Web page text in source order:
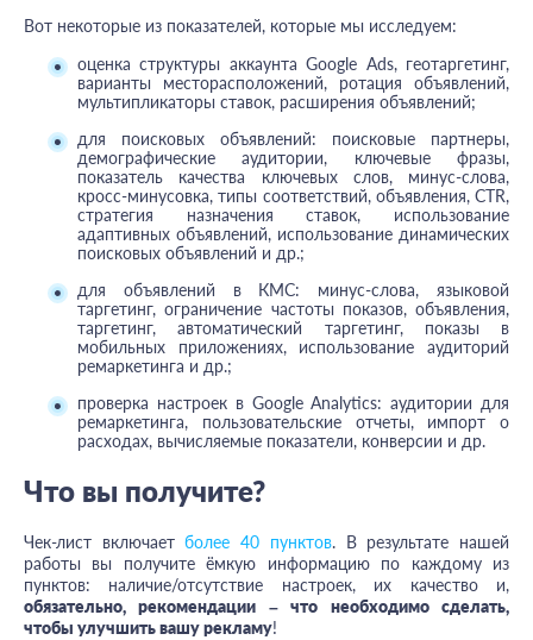
Вот некоторые из показателей, которые мы исследуем:
оценка структуры аккаунта Google Ads, геотаргетинг,
варианты месторасположений, ротация объявлений,
мультипликаторы ставок, расширения объявлений;
для поисковых объявлений: поисковые партнеры,
демографические аудитории, ключевые фразы,
показатель качества ключевых слов, минус-слова,
кросс-минусовка, типы соответствий, объявления, CTR,
стратегия назначения ставок, использование
адаптивных объявлений, использование динамических
поисковых объявлений и др.;
для объявлений в КМС: минус-слова, языковой
таргетинг, ограничение частоты показов, объявления,
таргетинг, автоматический таргетинг, показы в
мобильных приложениях, использование аудиторий
ремаркетинга и др.;
проверка настроек в Google Analytics: аудитории для
ремаркетинга, пользовательские отчеты, импорт о
расходах, вычисляемые показатели, конверсии и др.
Что вы получите?
Чек-лист включаетболее 40 пунктов. В результате нашей
работы вы получите ёмкую информацию по каждому из
пунктов: наличие/отсутствие настроек, их качество и,
обязательно, рекомендации – что необходимо сделать,
чтобы улучшить вашу рекламу!